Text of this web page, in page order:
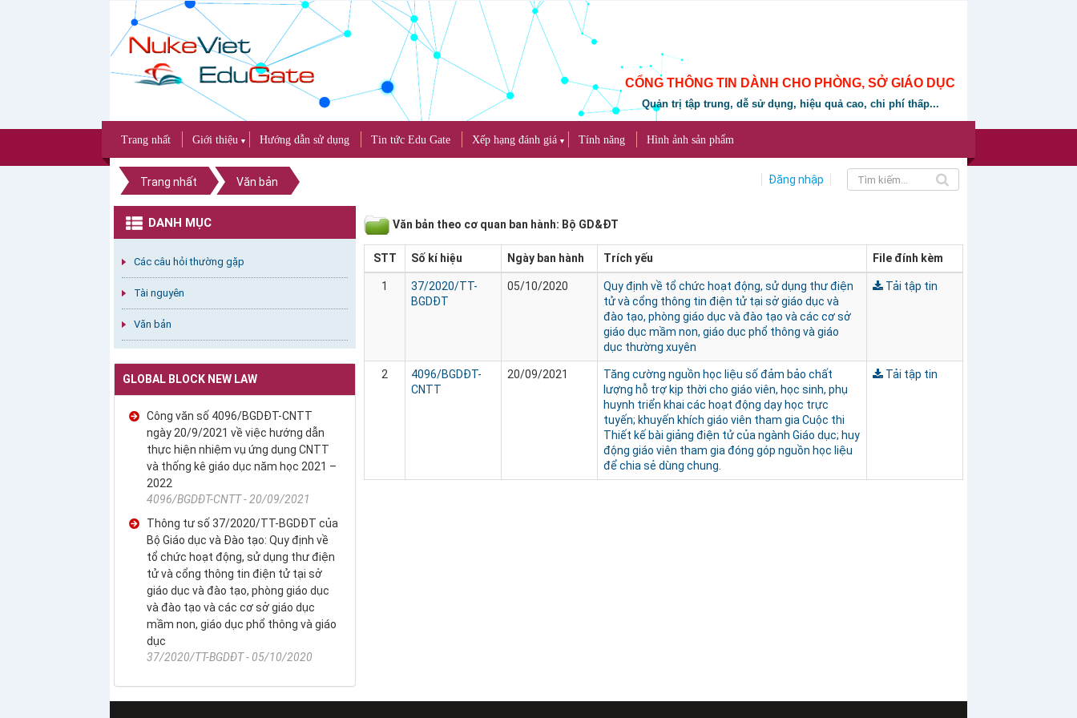
CỔNG THÔNG TIN DÀNH CHO PHÒNG, SỞ GIÁO DỤC
Quản trị tập trung, dễ sử dụng, hiệu quả cao, chi phí thấp...
Trang nhất Giới thiệu ▼ Hướng dẫn sử dụng Tin tức Edu Gate Xếp hạng đánh giá ▼ Tính năng Hình ảnh sản phẩm
Trang nhất Văn bản Đăng nhập
Văn bản theo cơ quan ban hành: Bộ GD&ĐT
STT Số kí hiệu Ngày ban hành Trích yếu File đính kèm
1
37/2020/TT-
BGDĐT
05/10/2020
Quy định về tổ chức hoạt động, sử dụng thư điện
tử và cổng thông tin điện tử tại sở giáo dục và
đào tạo, phòng giáo dục và đào tạo và các cơ sở
giáo dục mầm non, giáo dục phổ thông và giáo
dục thường xuyên
Tải tập tin
2
4096/BGDĐT-
CNTT
20/09/2021
Tăng cường nguồn học liệu số đảm bảo chất
lượng hỗ trợ kịp thời cho giáo viên, học sinh, phụ
huynh triển khai các hoạt động dạy học trực
tuyến; khuyến khích giáo viên tham gia Cuộc thi
Thiết kế bài giảng điện tử của ngành Giáo dục; huy
động giáo viên tham gia đóng góp nguồn học liệu
để chia sẻ dùng chung.
Tải tập tin
DANH MỤC
Các câu hỏi thường gặp
Tài nguyên
Văn bản
GLOBAL BLOCK NEW LAW
Công văn số 4096/BGDĐT-CNTT
ngày 20/9/2021 về việc hướng dẫn
thực hiện nhiệm vụ ứng dụng CNTT
và thống kê giáo dục năm học 2021 –
2022
4096/BGDĐT-CNTT - 20/09/2021
Thông tư số 37/2020/TT-BGDĐT của
Bộ Giáo dục và Đào tạo: Quy định về
tổ chức hoạt động, sử dụng thư điện
tử và cổng thông tin điện tử tại sở
giáo dục và đào tạo, phòng giáo dục
và đào tạo và các cơ sở giáo dục
mầm non, giáo dục phổ thông và giáo
dục
37/2020/TT-BGDĐT - 05/10/2020